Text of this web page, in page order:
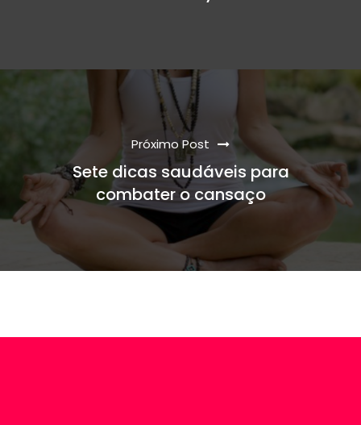
Próximo Post
Sete dicas saudáveis para
combater o cansaço